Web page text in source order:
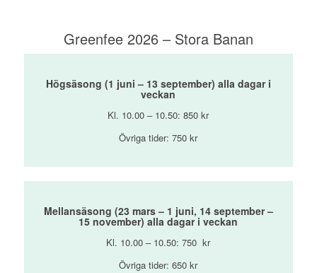
Greenfee 2026 – Stora Banan
Högsäsong (1 juni – 13 september) alla dagar i
veckan
Kl. 10.00 – 10.50: 850 kr
Övriga tider: 750 kr
Mellansäsong (23 mars – 1 juni, 14 september –
15 november) alla dagar i veckan
Kl. 10.00 – 10.50: 750 kr
Övriga tider: 650 kr